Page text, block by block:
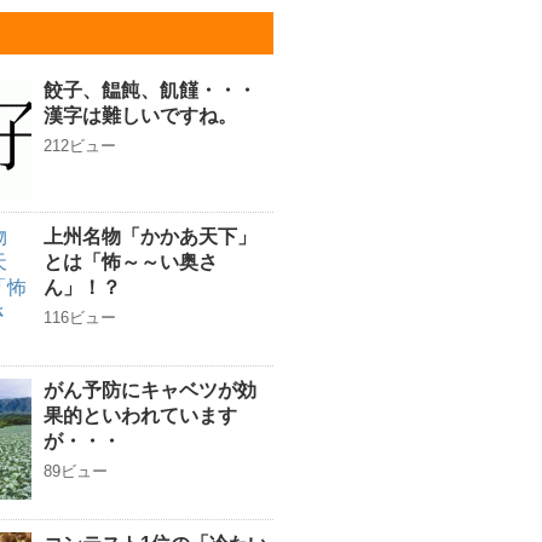
餃子、饂飩、飢饉・・・
漢字は難しいですね。
212ビュー
上州名物「かかあ天下」
とは「怖～～い奥さ
ん」！？
116ビュー
がん予防にキャベツが効
果的といわれています
が・・・
89ビュー